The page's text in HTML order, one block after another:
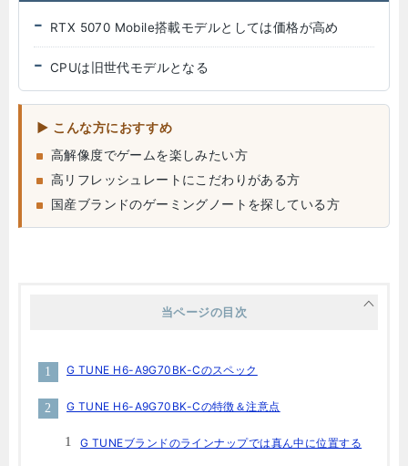
RTX 5070 Mobile搭載モデルとしては価格が高め
CPUは旧世代モデルとなる
こんな方におすすめ
高解像度でゲームを楽しみたい方
高リフレッシュレートにこだわりがある方
国産ブランドのゲーミングノートを探している方
当ページの目次
G TUNE H6-A9G70BK-Cのスペック
G TUNE H6-A9G70BK-Cの特徴＆注意点
G TUNEブランドのラインナップでは真ん中に位置する